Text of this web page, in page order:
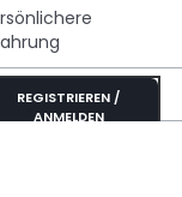
REGISTRIEREN /
ANMELDEN